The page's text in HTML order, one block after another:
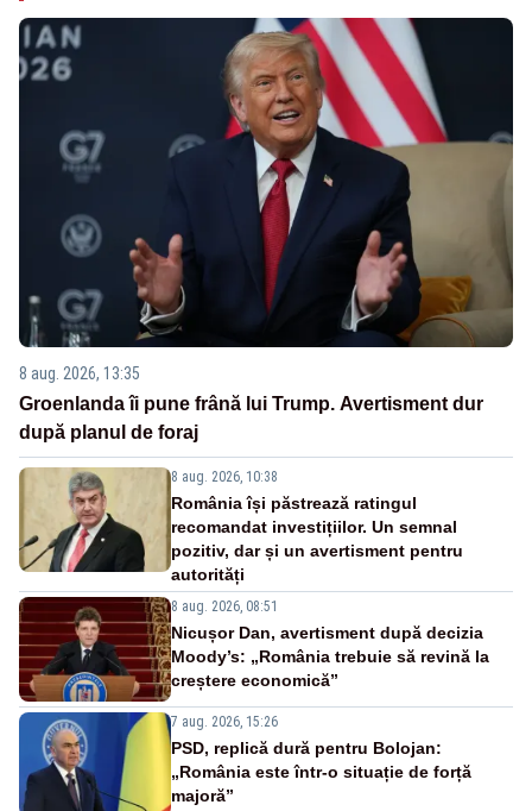
8 aug. 2026, 13:35
Groenlanda îi pune frână lui Trump. Avertisment dur
după planul de foraj
8 aug. 2026, 10:38
România își păstrează ratingul
recomandat investițiilor. Un semnal
pozitiv, dar și un avertisment pentru
autorități
8 aug. 2026, 08:51
Nicușor Dan, avertisment după decizia
Moody’s: „România trebuie să revină la
creștere economică”
7 aug. 2026, 15:26
PSD, replică dură pentru Bolojan:
„România este într-o situație de forță
majoră”